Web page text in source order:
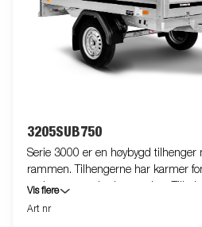
3205SUB750
Serie 3000 er en høybygd
rammen. Tilhengerne har karmer
ned som standardutrustning.
kun til illustrative hensikter, og kan
Vis flere
Art nr